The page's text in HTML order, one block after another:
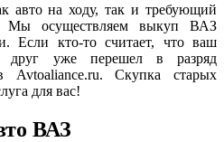
авто на ходу, так и требующий
Мы осуществляем выкуп ВАЗ
Если кто-то считает, что ваш
друг уже перешел в разряд
Avtoaliance.ru. Скупка старых
для вас!
ВАЗ